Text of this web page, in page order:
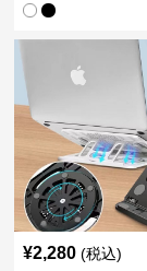
¥2,280 (税込)